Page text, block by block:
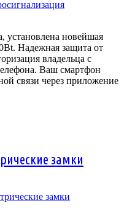
установлена новейшая
Надежная защита от
владельца с
Ваш смартфон
связи через приложение
замки